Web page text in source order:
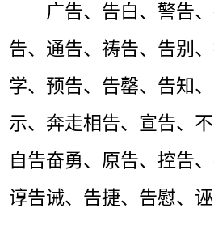
广告、告白、警告
告、通告、祷告、告别
学、预告、告罄、告知
示、奔走相告、宣告、不
自告奋勇、原告、控告
谆告诫、告捷、告慰、